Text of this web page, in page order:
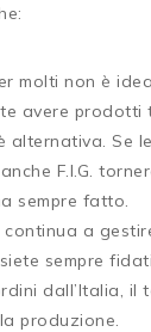
molti non è
avere prodotti
alternativa. Se
F.I.G.
sempre fatto.
continua a
sempre
dall’Italia, il
produzione.